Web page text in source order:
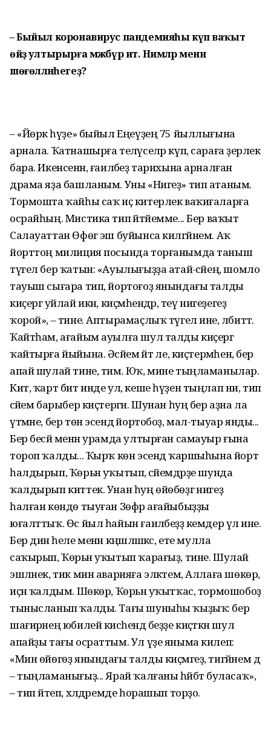
– Быйыл коронавирус пандемияһы күп ваҡыт
өйҙә ултырырға мәжбүр итә. Нимәләр менән
шөғөлләнәһегеҙ?
– «Йөрәк һүҙе» быйыл Еңеүҙең 75 йыллығына
арнала. Ҡатнашырға теләүселәр күп, сараға әҙерлек
бара. Икенсенән, ғаиләбеҙ тарихына арналған
драма яҙа башланым. Уны «Нигеҙ» тип атаным.
Тормошта ҡайһы саҡ иҫ китерлек ваҡиғаларға
осрайһың. Мистика тип әйтәйемме... Бер ваҡыт
Салауаттан Өфөгә эш буйынса килгәйнем. Аҡ
йорттоң милиция посында торғанымда таныш
түгел бер ҡатын: «Ауылығыҙҙа атай-әсәйең, шомло
тауыш сығара тип, йортоғоҙ янындағы талды
киҫергә уйлай икән, киҫмәһендәр, әтеү нигеҙегеҙ
ҡорой», – тине. Аптырамаҫлыҡ түгел ине, әлбиттә.
Ҡайтһам, ағайым ауылға шул талды киҫергә
ҡайтырға йыйына. Әсәйемә әйт әле, киҫтермәһен, бер
апай шулай тине, тим. Юҡ, мине тыңламанылар.
Кит, ҡарт бит инде ул, кеше һүҙен тыңлап ни, тип
әсәйем барыбер киҫтергән. Шунан һуң бер аҙна ла
үтмәне, бер төн эсендә йортобоҙ, мал-тыуар янды...
Бер бесәй менән урамда ултырған самауыр ғына
тороп ҡалды... Ҡырҡ көн эсендә ҡаршыһына йорт
һалдырып, Ҡөрьән уҡытып, әсәйемдәрҙе шунда
ҡалдырып киттек. Унан һуң өйөбөҙгә нигеҙ
һалған көндө тыуған Зөфәр ағайыбыҙҙы
юғалттыҡ. Өс йыл һайын ғаиләбеҙҙә кемдер үлә ине.
Бер дин әһеле менән кәңәшләшкәс, ете мулла
саҡырып, Ҡөрьән уҡытып ҡарағыҙ, тине. Шулай
эшләнек, тик мин аварияға эләктем, Аллаға шөкөр,
иҫән ҡалдым. Шөкөр, Ҡөрьән уҡытҡас, тормошобоҙ
тыныс­ланып ҡалды. Тағы шуныһы ҡыҙыҡ: бер
шағирәнең юбилей кисәһендә беҙҙе киҫәткән шул
апайҙы тағы осраттым. Ул үҙе яныма килеп:
«Мин өйөгөҙ янындағы талды киҫмәгеҙ, тигәйнем дә
– тыңламанығыҙ... Ярай ҡалғаны һәйбәт буласаҡ»,
– тип әйтеп, хәлдәремде һорашып торҙо.